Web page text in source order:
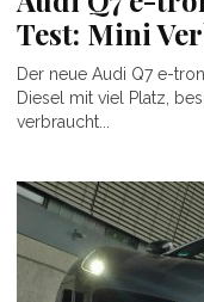
Test: Mini
Der neue Audi Q7 e-
Diesel mit viel Platz,
verbraucht...